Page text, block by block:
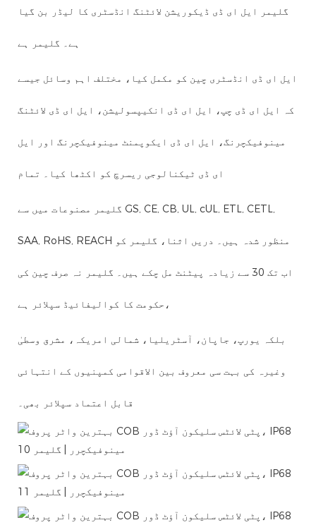
گلیمر ایل ای ڈی ڈیکوریشن لائٹنگ انڈسٹری کا لیڈر بن گیا
ہے۔ گلیمر ہے
ایل ای ڈی انڈسٹری چین کو مکمل کیا، مختلف اہم وسائل جیسے
کہ ایل ای ڈی چپ، ایل ای ڈی انکیپسولیشن، ایل ای ڈی لائٹنگ
مینوفیکچرنگ، ایل ای ڈی ایکوپمنٹ مینوفیکچرنگ اور ایل
ای ڈی ٹیکنالوجی ریسرچ کو اکٹھا کیا۔ تمام
گلیمر مصنوعات میں سے GS, CE, CB, UL, cUL, ETL, CETL,
SAA, RoHS, REACH منظور شدہ ہیں۔ دریں اثنا، گلیمر کو
اب تک 30 سے ​​زیادہ پیٹنٹ مل چکے ہیں۔ گلیمر نہ صرف چین کی
حکومت کا کوالیفائیڈ سپلائر ہے،
بلکہ یورپ، جاپان، آسٹریلیا، شمالی امریکہ، مشرق وسطیٰ
وغیرہ کی بہت سی معروف بین الاقوامی کمپنیوں کے انتہائی
قابل اعتماد سپلائر بھی۔